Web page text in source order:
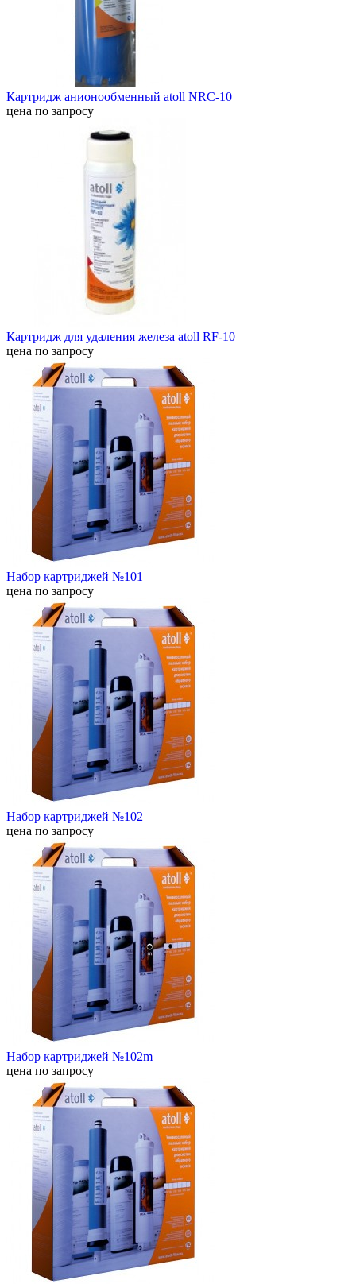
Картридж анионообменный atoll NRC-10
цена по запросу
Картридж для удаления железа atoll RF-10
цена по запросу
Набор картриджей №101
цена по запросу
Набор картриджей №102
цена по запросу
Набор картриджей №102m
цена по запросу